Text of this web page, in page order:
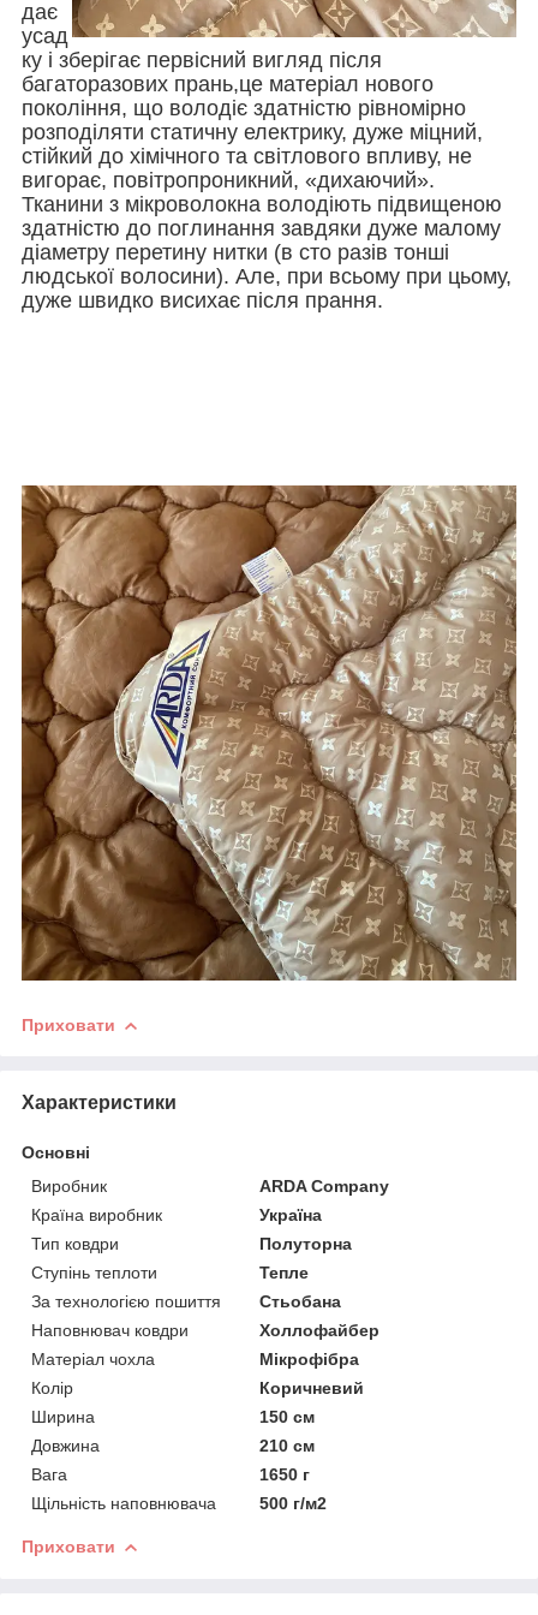
дає
усад
ку і зберігає первісний вигляд після
багаторазових прань,це матеріал нового
покоління, що володіє здатністю рівномірно
розподіляти статичну електрику, дуже міцний,
стійкий до хімічного та світлового впливу, не
вигорає, повітропроникний, «дихаючий».
Тканини з мікроволокна володіють підвищеною
здатністю до поглинання завдяки дуже малому
діаметру перетину нитки (в сто разів тонші
людської волосини). Але, при всьому при цьому,
дуже швидко висихає після прання.
Приховати
Характеристики
Основні
Виробник
ARDA Company
Країна виробник
Україна
Тип ковдри
Полуторна
Ступінь теплоти
Тепле
За технологією пошиття
Стьобана
Наповнювач ковдри
Холлофайбер
Матеріал чохла
Мікрофібра
Колір
Коричневий
Ширина
150 см
Довжина
210 см
Вага
1650 г
Щільність наповнювача
500 г/м2
Приховати